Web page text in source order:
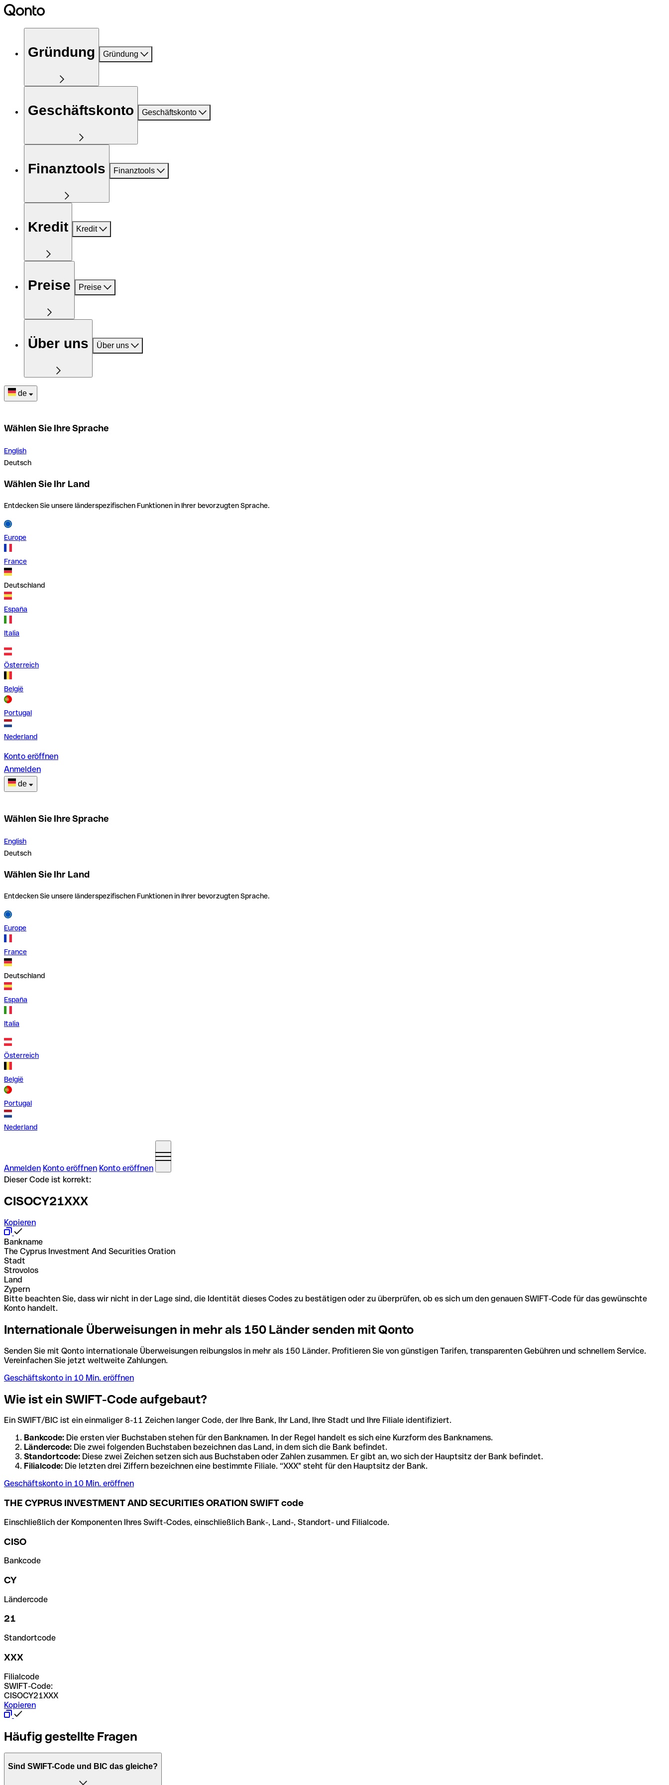
Gründung Gründung
Geschäftskonto Geschäftskonto
Finanztools Finanztools
Kredit Kredit
Preise Preise
Über uns Über uns
de
Wählen Sie Ihre Sprache
English
Deutsch
Wählen Sie Ihr Land
Entdecken Sie unsere länderspezifischen Funktionen in Ihrer bevorzugten Sprache.
Europe
France
Deutschland
España
Italia
Österreich
België
Portugal
Nederland
Konto eröffnen
Anmelden
de
Wählen Sie Ihre Sprache
English
Deutsch
Wählen Sie Ihr Land
Entdecken Sie unsere länderspezifischen Funktionen in Ihrer bevorzugten Sprache.
Europe
France
Deutschland
España
Italia
Österreich
België
Portugal
Nederland
Anmelden Konto eröffnen Konto eröffnen
Dieser Code ist korrekt:
CISOCY21XXX
Kopieren
Bankname
The Cyprus Investment And Securities Oration
Stadt
Strovolos
Land
Zypern
Bitte beachten Sie, dass wir nicht in der Lage sind, die Identität dieses Codes zu bestätigen oder zu überprüfen, ob es sich um den genauen SWIFT-Code für das gewünschte
Konto handelt.
Internationale Überweisungen in mehr als 150 Länder senden mit Qonto
Senden Sie mit Qonto internationale Überweisungen reibungslos in mehr als 150 Länder. Profitieren Sie von günstigen Tarifen, transparenten Gebühren und schnellem Service.
Vereinfachen Sie jetzt weltweite Zahlungen.
Geschäftskonto in 10 Min. eröffnen
Wie ist ein SWIFT-Code aufgebaut?
Ein SWIFT/BIC ist ein einmaliger 8-11 Zeichen langer Code, der Ihre Bank, Ihr Land, Ihre Stadt und Ihre Filiale identifiziert.
Bankcode: Die ersten vier Buchstaben stehen für den Banknamen. In der Regel handelt es sich eine Kurzform des Banknamens.
Ländercode: Die zwei folgenden Buchstaben bezeichnen das Land, in dem sich die Bank befindet.
Standortcode: Diese zwei Zeichen setzen sich aus Buchstaben oder Zahlen zusammen. Er gibt an, wo sich der Hauptsitz der Bank befindet.
Filialcode: Die letzten drei Ziffern bezeichnen eine bestimmte Filiale. “XXX" steht für den Hauptsitz der Bank.
Geschäftskonto in 10 Min. eröffnen
THE CYPRUS INVESTMENT AND SECURITIES ORATION SWIFT code
Einschließlich der Komponenten Ihres Swift-Codes, einschließlich Bank-, Land-, Standort- und Filialcode.
CISO
Bankcode
CY
Ländercode
21
Standortcode
XXX
Filialcode
SWIFT-Code:
CISOCY21XXX
Kopieren
Häufig gestellte Fragen
Sind SWIFT-Code und BIC das gleiche?